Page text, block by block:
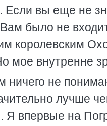
вы еще не
было не
королевским
мое внутренне
не
лучше
Я впервые на